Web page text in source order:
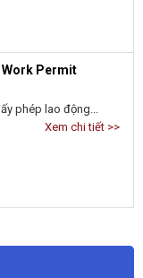
Work Permit
phép lao động...
Xem chi tiết >>